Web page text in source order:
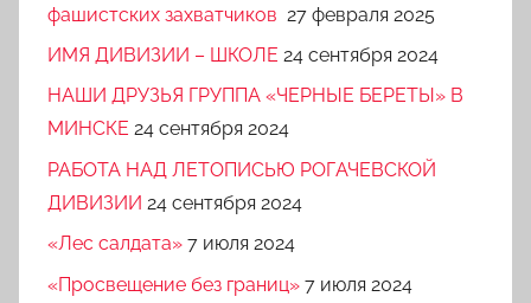
фашистских захватчиков 27 февраля 2025
ИМЯ ДИВИЗИИ – ШКОЛЕ 24 сентября 2024
НАШИ ДРУЗЬЯ ГРУППА «ЧЕРНЫЕ БЕРЕТЫ» В
МИНСКЕ 24 сентября 2024
РАБОТА НАД ЛЕТОПИСЬЮ РОГАЧЕВСКОЙ
ДИВИЗИИ 24 сентября 2024
«Лес салдата» 7 июля 2024
«Просвещение без границ» 7 июля 2024